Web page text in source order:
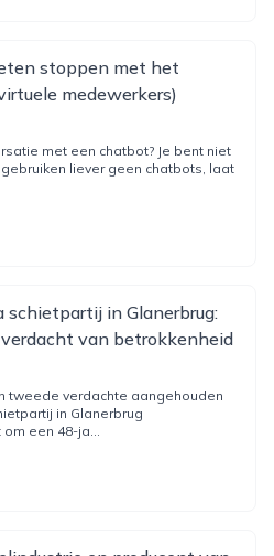
stoppen met het
medewerkers)
met een chatbot? Je bent niet
liever geen chatbots, laat
schietpartij in Glanerbrug:
van betrokkenheid
tweede verdachte aangehouden
in Glanerbrug
een 48-ja...